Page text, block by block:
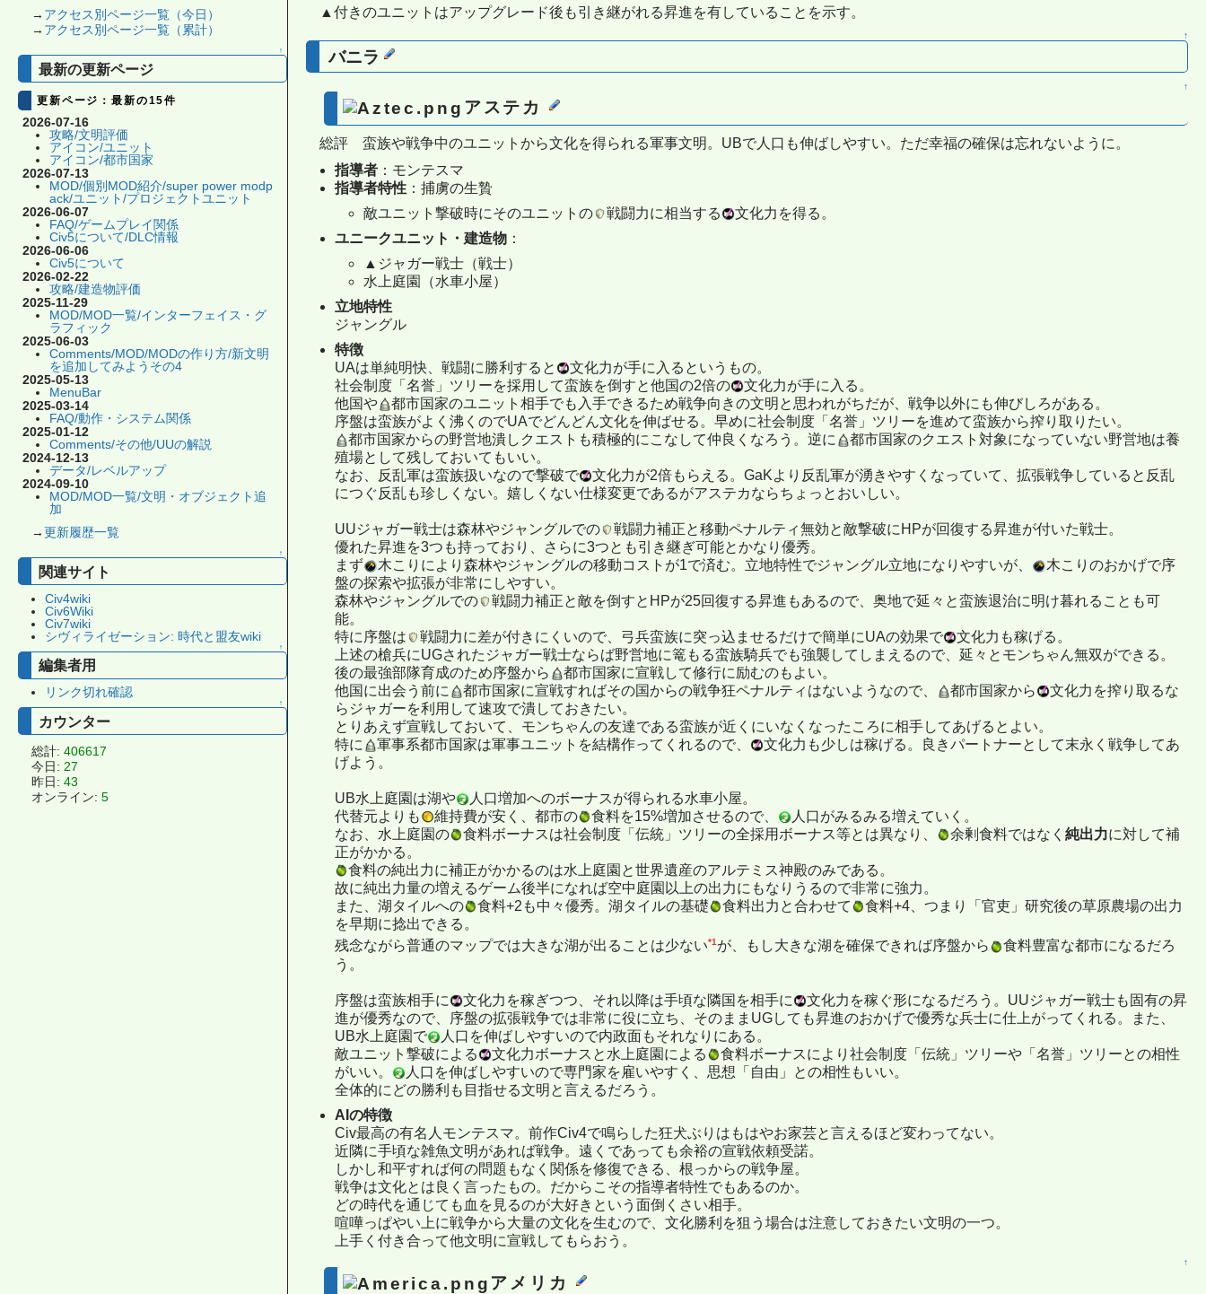
→ アクセス別ページ一覧（今日）
→ アクセス別ページ一覧（累計）
↑
最新の更新ページ
更新ページ：最新の15件
2026-07-16
攻略/文明評価
アイコン/ユニット
アイコン/都市国家
2026-07-13
MOD/個別MOD紹介/super power modp
ack/ユニット/プロジェクトユニット
2026-06-07
FAQ/ゲームプレイ関係
Civ5について/DLC情報
2026-06-06
Civ5について
2026-02-22
攻略/建造物評価
2025-11-29
MOD/MOD一覧/インターフェイス・グ
ラフィック
2025-06-03
Comments/MOD/MODの作り方/新文明
を追加してみようその4
2025-05-13
MenuBar
2025-03-14
FAQ/動作・システム関係
2025-01-12
Comments/その他/UUの解説
2024-12-13
データ/レベルアップ
2024-09-10
MOD/MOD一覧/文明・オブジェクト追
加
→ 更新履歴一覧
↑
関連サイト
Civ4wiki
Civ6Wiki
Civ7wiki
シヴィライゼーション: 時代と盟友wiki
↑
編集者用
リンク切れ確認
↑
カウンター
総計: 406617
今日: 27
昨日: 43
オンライン: 5
▲付きのユニットはアップグレード後も引き継がれる昇進を有していることを示す。
↑
バニラ
↑
アステカ
総評 蛮族や戦争中のユニットから文化を得られる軍事文明。UBで人口も伸ばしやすい。ただ幸福の確保は忘れないように。
指導者 ：モンテスマ
指導者特性 ：捕虜の生贄
敵ユニット撃破時にそのユニットの
戦闘力に相当する
文化力を得る。
ユニークユニット・建造物 ：
▲ジャガー戦士（戦士）
水上庭園（水車小屋）
立地特性
ジャングル
特徴
UAは単純明快、戦闘に勝利すると
文化力が手に入るというもの。
社会制度「名誉」ツリーを採用して蛮族を倒すと他国の2倍の
文化力が手に入る。
他国や
都市国家のユニット相手でも入手できるため戦争向きの文明と思われがちだが、戦争以外にも伸びしろがある。
序盤は蛮族がよく沸くのでUAでどんどん文化を伸ばせる。早めに社会制度「名誉」ツリーを進めて蛮族から搾り取りたい。
都市国家からの野営地潰しクエストも積極的にこなして仲良くなろう。逆に
都市国家のクエスト対象になっていない野営地は養
殖場として残しておいてもいい。
なお、反乱軍は蛮族扱いなので撃破で
文化力が2倍もらえる。GaKより反乱軍が湧きやすくなっていて、拡張戦争していると反乱
につぐ反乱も珍しくない。嬉しくない仕様変更であるがアステカならちょっとおいしい。
UUジャガー戦士は森林やジャングルでの
戦闘力補正と移動ペナルティ無効と敵撃破にHPが回復する昇進が付いた戦士。
優れた昇進を3つも持っており、さらに3つとも引き継ぎ可能とかなり優秀。
まず
木こりにより森林やジャングルの移動コストが1で済む。立地特性でジャングル立地になりやすいが、
木こりのおかげで序
盤の探索や拡張が非常にしやすい。
森林やジャングルでの
戦闘力補正と敵を倒すとHPが25回復する昇進もあるので、奥地で延々と蛮族退治に明け暮れることも可
能。
特に序盤は
戦闘力に差が付きにくいので、弓兵蛮族に突っ込ませるだけで簡単にUAの効果で
文化力も稼げる。
上述の槍兵にUGされたジャガー戦士ならば野営地に篭もる蛮族騎兵でも強襲してしまえるので、延々とモンちゃん無双ができる。
後の最強部隊育成のため序盤から
都市国家に宣戦して修行に励むのもよい。
他国に出会う前に
都市国家に宣戦すればその国からの戦争狂ペナルティはないようなので、 都市国家から
文化力を搾り取るな
らジャガーを利用して速攻で潰しておきたい。
とりあえず宣戦しておいて、モンちゃんの友達である蛮族が近くにいなくなったころに相手してあげるとよい。
特に
軍事系都市国家は軍事ユニットを結構作ってくれるので、
文化力も少しは稼げる。良きパートナーとして末永く戦争してあ
げよう。
UB水上庭園は湖や
人口増加へのボーナスが得られる水車小屋。
代替元よりも
維持費が安く、都市の 食料を15%増加させるので、
人口がみるみる増えていく。
なお、水上庭園の
食料ボーナスは社会制度「伝統」ツリーの全採用ボーナス等とは異なり、 余剰食料ではなく 純出力に対して補
正がかかる。
食料の純出力に補正がかかるのは水上庭園と世界遺産のアルテミス神殿のみである。
故に純出力量の増えるゲーム後半になれば空中庭園以上の出力にもなりうるので非常に強力。
また、湖タイルへの
食料+2も中々優秀。湖タイルの基礎 食料出力と合わせて
食料+4、つまり「官吏」研究後の草原農場の出力
を早期に捻出できる。
残念ながら普通のマップでは大きな湖が出ることは少ない*1が、もし大きな湖を確保できれば序盤から
食料豊富な都市になるだろ
う。
序盤は蛮族相手に 文化力を稼ぎつつ、それ以降は手頃な隣国を相手に
文化力を稼ぐ形になるだろう。UUジャガー戦士も固有の昇
進が優秀なので、序盤の拡張戦争では非常に役に立ち、そのままUGしても昇進のおかげで優秀な兵士に仕上がってくれる。また、
UB水上庭園で
人口を伸ばしやすいので内政面もそれなりにある。
敵ユニット撃破による
文化力ボーナスと水上庭園による
食料ボーナスにより社会制度「伝統」ツリーや「名誉」ツリーとの相性
がいい。
人口を伸ばしやすいので専門家を雇いやすく、思想「自由」との相性もいい。
全体的にどの勝利も目指せる文明と言えるだろう。
AIの特徴
Civ最高の有名人モンテスマ。前作Civ4で鳴らした狂犬ぶりはもはやお家芸と言えるほど変わってない。
近隣に手頃な雑魚文明があれば戦争。遠くであっても余裕の宣戦依頼受諾。
しかし和平すれば何の問題もなく関係を修復できる、根っからの戦争屋。
戦争は文化とは良く言ったもの。だからこその指導者特性でもあるのか。
どの時代を通じても血を見るのが大好きという面倒くさい相手。
喧嘩っぱやい上に戦争から大量の文化を生むので、文化勝利を狙う場合は注意しておきたい文明の一つ。
上手く付き合って他文明に宣戦してもらおう。
↑
アメリカ